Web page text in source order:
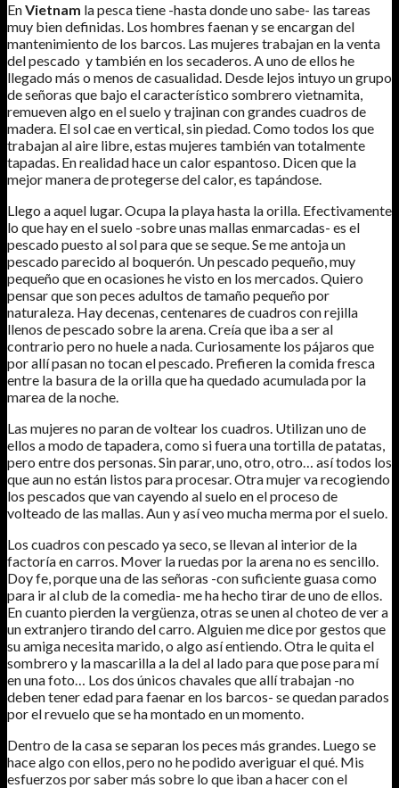
EnVietnam la pesca tiene -hasta donde uno sabe- las tareas
muy bien definidas. Los hombres faenan y se encargan del
mantenimiento de los barcos. Las mujeres trabajan en la venta
del pescado y también en los secaderos. A uno de ellos he
llegado más o menos de casualidad. Desde lejos intuyo un grupo
de señoras que bajo el característico sombrero vietnamita,
remueven algo en el suelo y trajinan con grandes cuadros de
madera. El sol cae en vertical, sin piedad. Como todos los que
trabajan al aire libre, estas mujeres también van totalmente
tapadas. En realidad hace un calor espantoso. Dicen que la
mejor manera de protegerse del calor, es tapándose.
Llego a aquel lugar. Ocupa la playa hasta la orilla. Efectivamente
lo que hay en el suelo -sobre unas mallas enmarcadas- es el
pescado puesto al sol para que se seque. Se me antoja un
pescado parecido al boquerón. Un pescado pequeño, muy
pequeño que en ocasiones he visto en los mercados. Quiero
pensar que son peces adultos de tamaño pequeño por
naturaleza. Hay decenas, centenares de cuadros con rejilla
llenos de pescado sobre la arena. Creía que iba a ser al
contrario pero no huele a nada. Curiosamente los pájaros que
por allí pasan no tocan el pescado. Prefieren la comida fresca
entre la basura de la orilla que ha quedado acumulada por la
marea de la noche.
Las mujeres no paran de voltear los cuadros. Utilizan uno de
ellos a modo de tapadera, como si fuera una tortilla de patatas,
pero entre dos personas. Sin parar, uno, otro, otro… así todos los
que aun no están listos para procesar. Otra mujer va recogiendo
los pescados que van cayendo al suelo en el proceso de
volteado de las mallas. Aun y así veo mucha merma por el suelo.
Los cuadros con pescado ya seco, se llevan al interior de la
factoría en carros. Mover la ruedas por la arena no es sencillo.
Doy fe, porque una de las señoras -con suficiente guasa como
para ir al club de la comedia- me ha hecho tirar de uno de ellos.
En cuanto pierden la vergüenza, otras se unen al choteo de ver a
un extranjero tirando del carro. Alguien me dice por gestos que
su amiga necesita marido, o algo así entiendo. Otra le quita el
sombrero y la mascarilla a la del al lado para que pose para mí
en una foto… Los dos únicos chavales que allí trabajan -no
deben tener edad para faenar en los barcos- se quedan parados
por el revuelo que se ha montado en un momento.
Dentro de la casa se separan los peces más grandes. Luego se
hace algo con ellos, pero no he podido averiguar el qué. Mis
esfuerzos por saber más sobre lo que iban a hacer con el